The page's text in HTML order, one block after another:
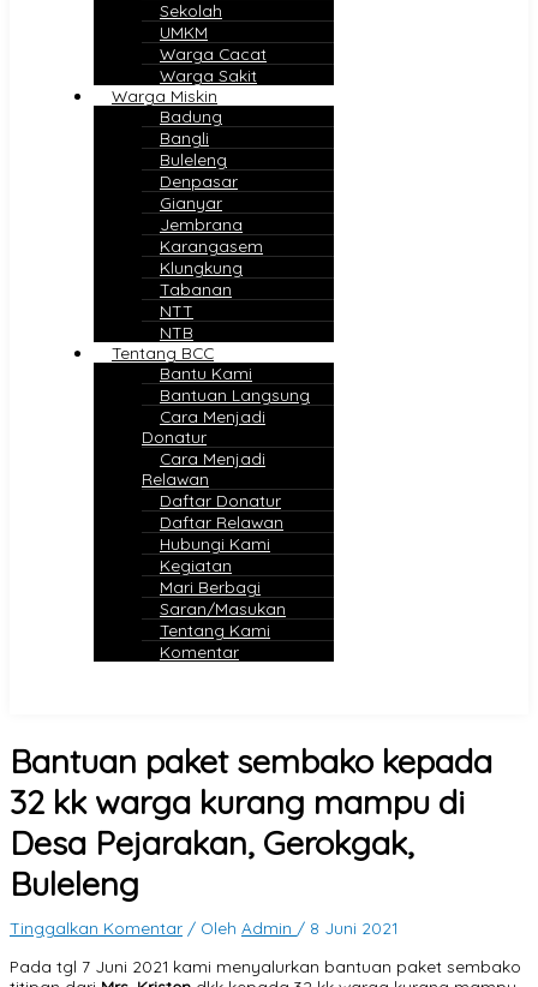
Sekolah
UMKM
Warga Cacat
Warga Sakit
Warga Miskin
Badung
Bangli
Buleleng
Denpasar
Gianyar
Jembrana
Karangasem
Klungkung
Tabanan
NTT
NTB
Tentang BCC
Bantu Kami
Bantuan Langsung
Cara Menjadi
Donatur
Cara Menjadi
Relawan
Daftar Donatur
Daftar Relawan
Hubungi Kami
Kegiatan
Mari Berbagi
Saran/Masukan
Tentang Kami
Komentar
Bantuan paket sembako kepada
32 kk warga kurang mampu di
Desa Pejarakan, Gerokgak,
Buleleng
Tinggalkan Komentar / Oleh Admin / 8 Juni 2021
Pada tgl 7 Juni 2021 kami menyalurkan bantuan paket sembako